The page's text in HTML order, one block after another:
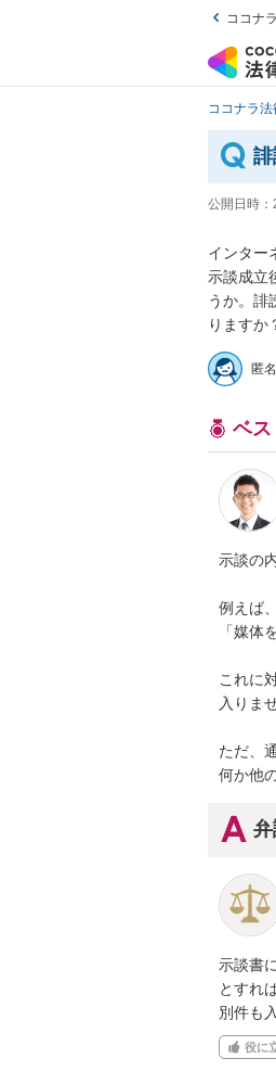
ココナ
ココナラ法
公開日時：
インター
示談成立
うか。誹
りますか
匿
ベス
示談の
例えば
「媒体
これに
入りま
ただ、
何か他
示談書
とすれ
別件も
役に